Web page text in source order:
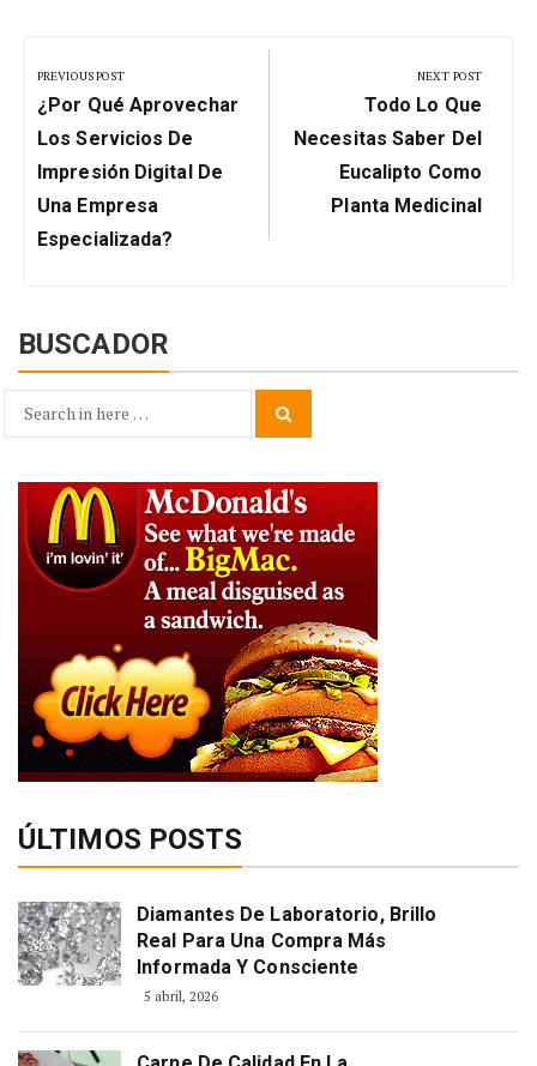
de
entradas
PREVIOUS POST
Previous
Post:
¿Por Qué Aprovechar
Los Servicios De
Impresión Digital De
Una Empresa
Especializada?
NEXT POST
Next
Post:
Todo Lo Que
Necesitas Saber Del
Eucalipto Como
Planta Medicinal
BUSCADOR
Search
ÚLTIMOS POSTS
Diamantes De Laboratorio, Brillo
Real Para Una Compra Más
Informada Y Consciente
5 abril, 2026